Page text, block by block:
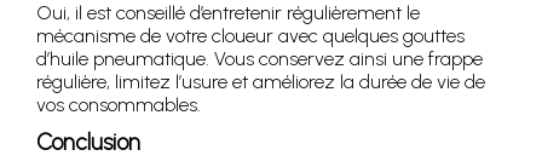
Oui, il est conseillé d’entretenir régulièrement le
mécanisme de votre cloueur avec quelques gouttes
d’huile pneumatique. Vous conservez ainsi une frappe
régulière, limitez l’usure et améliorez la durée de vie de
vos consommables.
Conclusion